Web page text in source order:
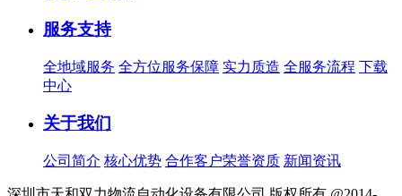
服务支持
全地域服务 全方位服务保障 实力质造 全服务流程 下载
中心
关于我们
公司简介 核心优势 合作客户​荣誉资质 新闻资讯